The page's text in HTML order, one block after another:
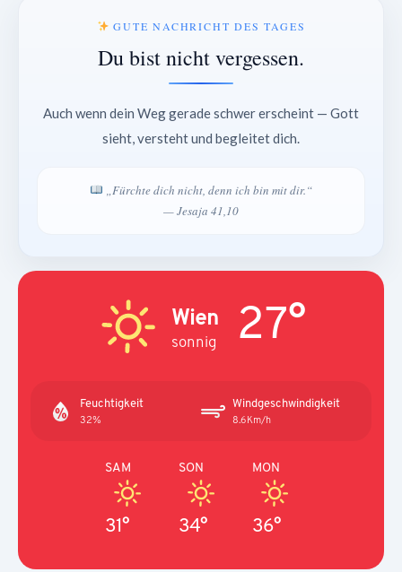
GUTE NACHRICHT DES TAGES
Du bist nicht vergessen.
Auch wenn dein Weg gerade schwer erscheint — Gott
sieht, versteht und begleitet dich.
„Fürchte dich nicht, denn ich bin mit dir.“
— Jesaja 41,10
Wien
sonnig 27°
Feuchtigkeit
32%
Windgeschwindigkeit
8.6Km/h
SAM
31°
SON
34°
MON
36°